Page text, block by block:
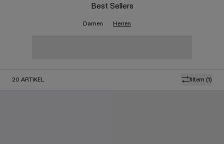
Best Sellers
Damen Herren
filtern (1)
20 ARTIKEL